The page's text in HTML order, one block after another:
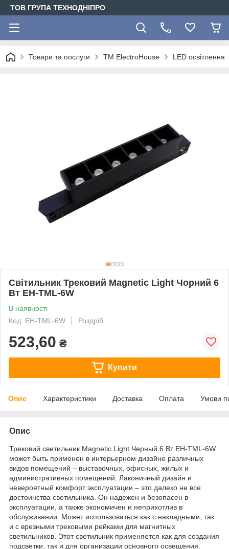
ТОВ ГРУПА ТЕХНОДНІПРО
Товари та послуги ТМ ElectroHouse LED освітлення
Світильник Трековий Маgnetic Light Чорний 6
Вт EH-TML-6W
В наявності
Код: EH-TML-6W
Роздріб
523,60 ₴
Купити
Опис Характеристики Доставка Оплата Умови
Опис
Трековий светильник Маgnetic Light Черный 6 Вт EH-TML-6W
может быть применен в интерьерном дизайне различных
видов помещений – выставочных, офисных, жилых и
административных помещений. Лаконичный дизайн и
невероятный комфорт эксплуатации – это далеко не все
достоинства светильника. Он надежен и безопасен в
эксплуатации, а также экономичен и неприхотлив в
обслуживании. Может использоваться как с накладными, так
и с врезными трековыми рейками для магнитных
светильников. Этот светильник применяется как для создания
подсветки, так и для организации основного освещения.